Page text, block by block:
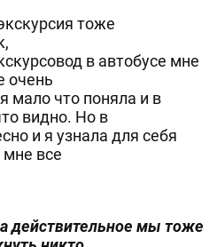
тоже
в автобусе мне
очень
мало что поняла и в
видно. Но в
и я узнала для себя
все
действительное мы тоже